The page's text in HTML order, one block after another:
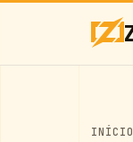
INÍCIO